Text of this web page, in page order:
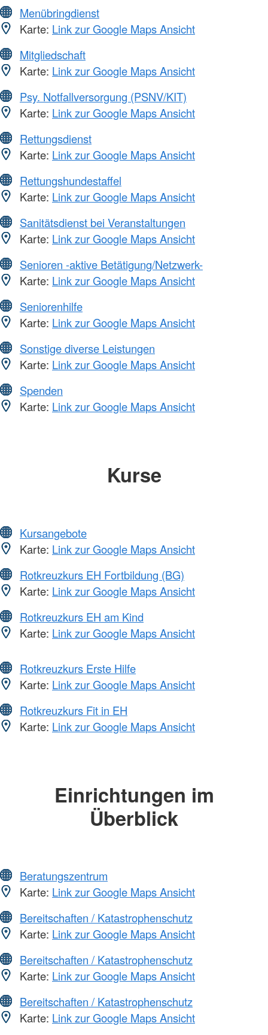
Menübringdienst
Karte: Link zur Google Maps Ansicht
Mitgliedschaft
Karte: Link zur Google Maps Ansicht
Psy. Notfallversorgung (PSNV/KIT)
Karte: Link zur Google Maps Ansicht
Rettungsdienst
Karte: Link zur Google Maps Ansicht
Rettungshundestaffel
Karte: Link zur Google Maps Ansicht
Sanitätsdienst bei Veranstaltungen
Karte: Link zur Google Maps Ansicht
Senioren -aktive Betätigung/Netzwerk-
Karte: Link zur Google Maps Ansicht
Seniorenhilfe
Karte: Link zur Google Maps Ansicht
Sonstige diverse Leistungen
Karte: Link zur Google Maps Ansicht
Spenden
Karte: Link zur Google Maps Ansicht
Kurse
Kursangebote
Karte: Link zur Google Maps Ansicht
Rotkreuzkurs EH Fortbildung (BG)
Karte: Link zur Google Maps Ansicht
Rotkreuzkurs EH am Kind
Karte: Link zur Google Maps Ansicht
Rotkreuzkurs Erste Hilfe
Karte: Link zur Google Maps Ansicht
Rotkreuzkurs Fit in EH
Karte: Link zur Google Maps Ansicht
Einrichtungen im
Überblick
Beratungszentrum
Karte: Link zur Google Maps Ansicht
Bereitschaften / Katastrophenschutz
Karte: Link zur Google Maps Ansicht
Bereitschaften / Katastrophenschutz
Karte: Link zur Google Maps Ansicht
Bereitschaften / Katastrophenschutz
Karte: Link zur Google Maps Ansicht